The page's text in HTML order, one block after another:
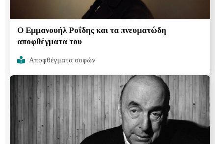
Ο Εμμανουήλ Ροΐδης και τα πνευματώδη
αποφθέγματα του
Αποφθέγματα σοφών